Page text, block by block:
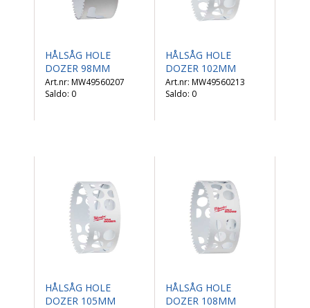
HÅLSÅG HOLE
DOZER 98MM
MW49560207
Saldo: 0
HÅLSÅG HOLE
DOZER 102MM
MW49560213
Saldo: 0
HÅLSÅG HOLE
DOZER 105MM
HÅLSÅG HOLE
DOZER 108MM